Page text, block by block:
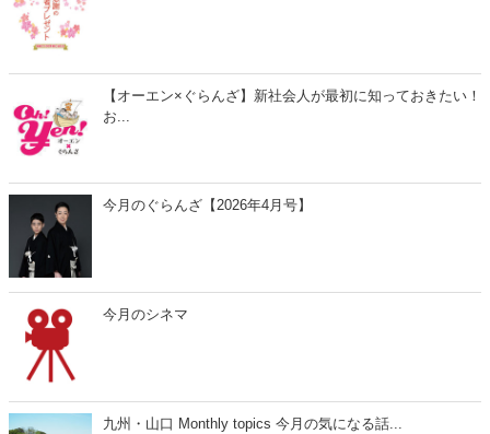
【オーエン×ぐらんざ】新社会人が最初に知っておきたい！
お...
今月のぐらんざ【2026年4月号】
今月のシネマ
九州・山口 Monthly topics 今月の気になる話...